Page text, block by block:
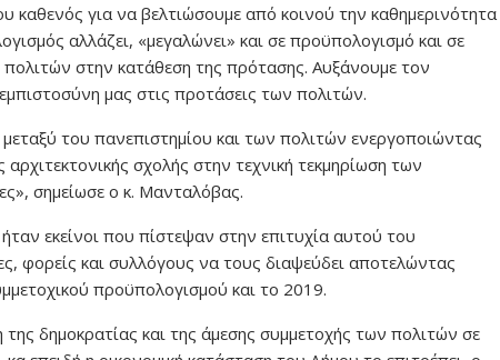
καθενός για να βελτιώσουμε από κοινού την καθημερινότητα
αλλάζει, «μεγαλώνει» και σε προϋπολογισμό και σε
στην κατάθεση της πρότασης. Αυξάνουμε τον
μας στις προτάσεις των πολιτών.
του πανεπιστημίου και των πολιτών ενεργοποιώντας
σχολής στην τεχνική τεκμηρίωση των
σημείωσε ο κ. Μανταλόβας.
εκείνοι που πίστεψαν στην επιτυχία αυτού του
φορείς και συλλόγους να τους διαψεύδει αποτελώντας
προϋπολογισμού και το 2019.
δημοκρατίας και της άμεσης συμμετοχής των πολιτών σε